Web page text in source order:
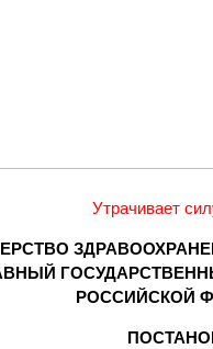
Утрачивает
РОССИЙСКОЙ